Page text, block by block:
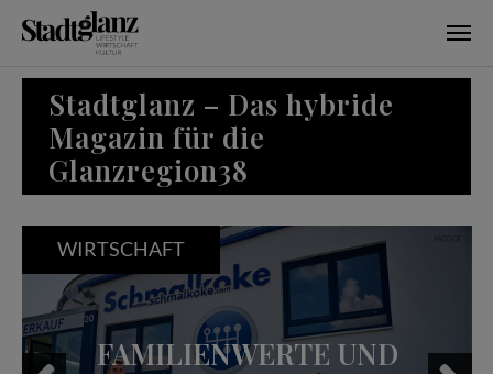
Skip to main content
Stadtglanz – Das hybride
Magazin für die
Glanzregion38
WIRTSCHAFT
FAMILIENWERTE UND